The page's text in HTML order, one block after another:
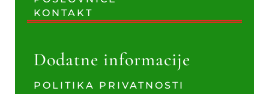
KONTAKT
Dodatne informacije
POLITIKA PRIVATNOSTI